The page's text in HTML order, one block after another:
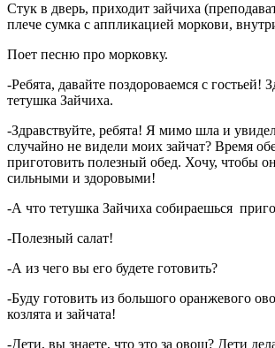
Стук в дверь, приходит зайчиха
плече сумка с аппликацией моркови,
Поет песню про морковку.
-Ребята, давайте поздороваемся с гостьей!
тетушка Зайчиха.
-Здравствуйте, ребята! Я мимо шла и
случайно не видели моих зайчат? Время
приготовить полезный обед. Хочу, чтобы
сильными и здоровыми!
-А что тетушка Зайчиха собираешься
-Полезный салат!
-А из чего вы его будете готовить?
-Буду готовить из большого оранжевого
козлята и зайчата!
-Дети, вы знаете, что это за овощ? Дети